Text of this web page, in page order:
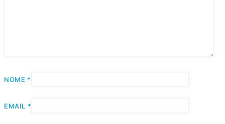
NOME *
EMAIL *